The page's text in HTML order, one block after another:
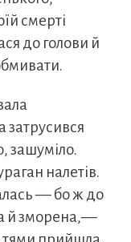
смерті
до голови й
затрусився
зашуміло.
налетів.
— бо ж до
й зморена,—